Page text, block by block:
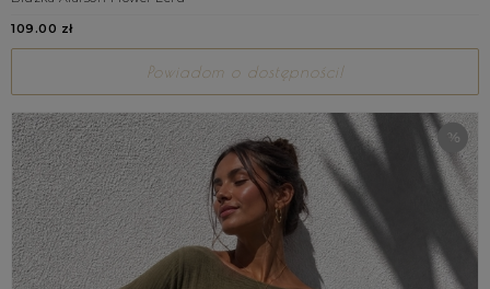
109.00 zł
Powiadom o dostępności!